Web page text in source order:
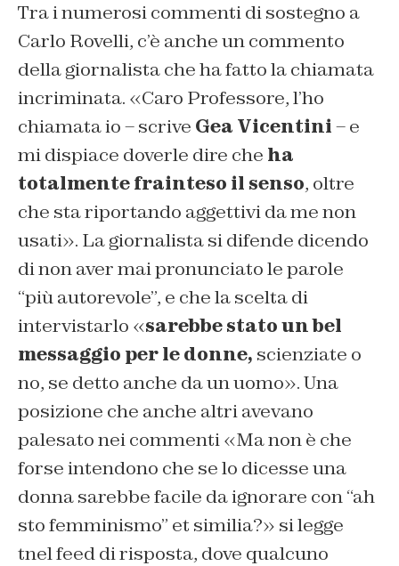
Tra i numerosi commenti di sostegno a
Carlo Rovelli, c’è anche un commento
della giornalista che ha fatto la chiamata
incriminata. «Caro Professore, l’ho
chiamata io – scrive Gea Vicentini– e
mi dispiace doverle dire che ha
totalmente frainteso il senso, oltre
che sta riportando aggettivi da me non
usati». La giornalista si difende dicendo
di non aver mai pronunciato le parole
“più autorevole”, e che la scelta di
intervistarlo «sarebbe stato un bel
messaggio per le donne, scienziate o
no, se detto anche da un uomo». Una
posizione che anche altri avevano
palesato nei commenti «Ma non è che
forse intendono che se lo dicesse una
donna sarebbe facile da ignorare con “ah
sto femminismo” et similia?» si legge
tnel feed di risposta, dove qualcuno